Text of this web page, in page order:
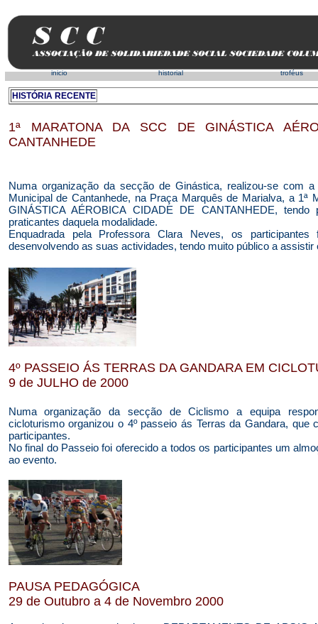
inicio historial troféus
HISTÓRIA RECENTE
1ª MARATONA DA SCC DE GINÁSTICA
CANTANHEDE
Numa organização da secção de Ginástica, realizou-se com
Municipal de Cantanhede, na Praça Marquês de Marialva, a 1ª
GINÁSTICA AÉROBICA CIDADE DE CANTANHEDE,
praticantes daquela modalidade.
Enquadrada pela Professora Clara Neves, os
desenvolvendo as suas actividades, tendo muito público a assistir
4º PASSEIO ÁS TERRAS DA GANDARA EM
9 de JULHO de 2000
Numa organização da secção de Ciclismo a equipa
cicloturismo organizou o 4º passeio ás Terras da Gandara, que
participantes.
No final do Passeio foi oferecido a todos os participantes um
ao evento.
PAUSA PEDAGÓGICA
29 de Outubro a 4 de Novembro 2000